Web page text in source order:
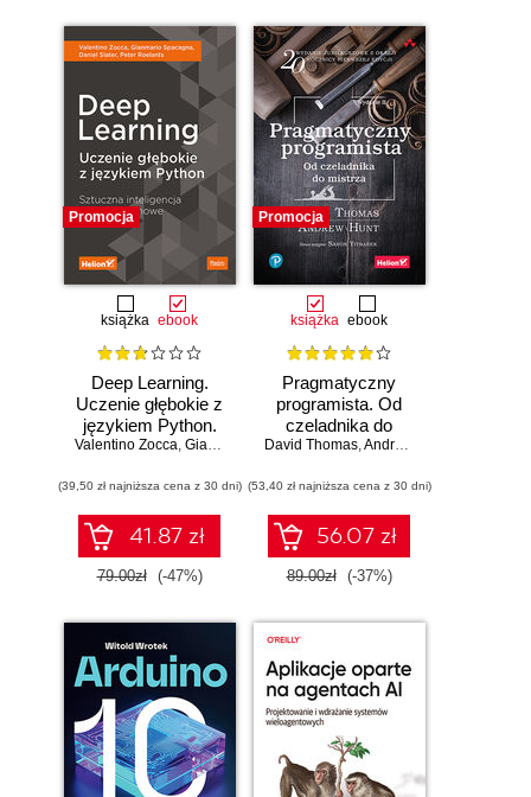
Promocja
książka ebook
Deep Learning.
Uczenie głębokie z
językiem Python.
Sztuczna
neuronowe
Valentino Zocca, Gianmario Spacagna ,Daniel Slater
(39,50 zł najniższa cena z 30 dni)
41.87 zł
79.00zł (-47%)
Promocja
książka ebook
Pragmatyczny
programista. Od
czeladnika do
mistrza. Wydanie II
David Thomas,Andrew Hunt
(53,40 zł najniższa cena z 30 dni)
56.07 zł
89.00zł (-37%)